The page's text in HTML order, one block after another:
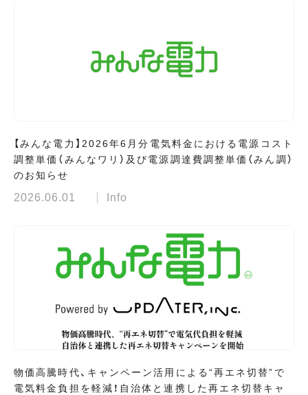
【みんな電力】2026年6月分電気料金における電源コスト
調整単価（みんなワリ）及び電源調達費調整単価（みん調）
のお知らせ
2026.06.01 Info
物価高騰時代、キャンペーン活用による“再エネ切替”で
電気料金負担を軽減！自治体と連携した再エネ切替キャ